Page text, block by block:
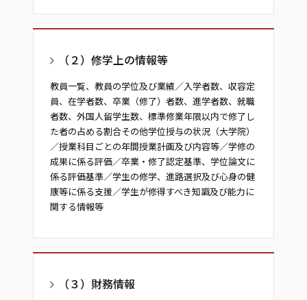
（２）修学上の情報等
教員一覧、教員の学位及び業績／入学者数、収容定
員、在学者数、卒業（修了）者数、進学者数、就職
者数、外国人留学生数、標準修業年限以内で修了し
た者の占める割合その他学位授与の状況（大学院）
／授業科目ごとの年間授業計画及び内容等／学修の
成果に係る評価／卒業・修了認定基準、学位論文に
係る評価基準／学生の修学、進路選択及び心身の健
康等に係る支援／学生が修得すべき知識及び能力に
関する情報等
（３）財務情報